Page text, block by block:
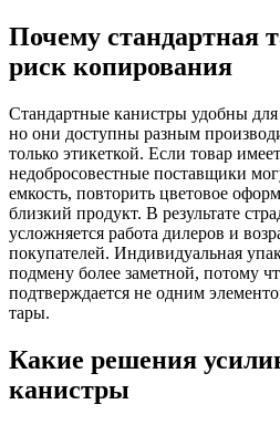
Почему стандартная
риск копирования
Стандартные канистры удобны для
но они доступны разным
только этикеткой. Если товар
недобросовестные поставщики
емкость, повторить цветовое
близкий продукт. В результате
усложняется работа дилеров и
покупателей. Индивидуальная
подмену более заметной, потому
подтверждается не одним
тары.
Какие решения
канистры